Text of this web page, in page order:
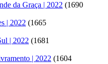
da Graça | 2022 (1690
| 2022 (1665
| 2022 (1681
| 2022 (1604